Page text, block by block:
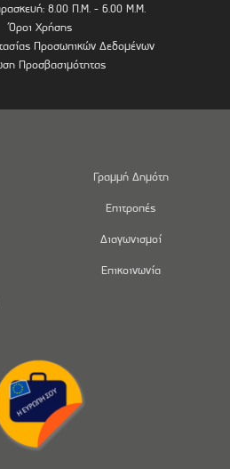
8.00 Π.Μ. - 6.00 Μ.Μ.
Όροι Χρήσης
Προσωπικών Δεδομένων
Προσβασιμότητας
Γραμμή Δημότη
Επιτροπές
Διαγωνισμοί
Επικοινωνία